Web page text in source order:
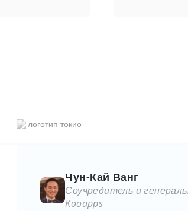
Чун-Кай Ванг
Соучредитель и
Kooapps